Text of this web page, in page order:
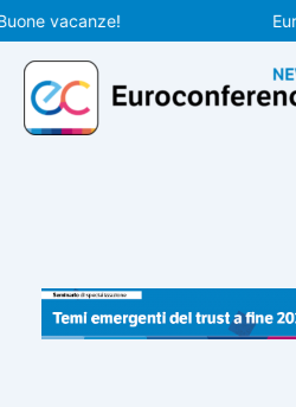
Vai
al
contenuto
vacanze!